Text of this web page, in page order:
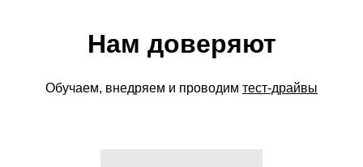
Нам доверяют
Обучаем, внедряем и проводим тест-драйвы